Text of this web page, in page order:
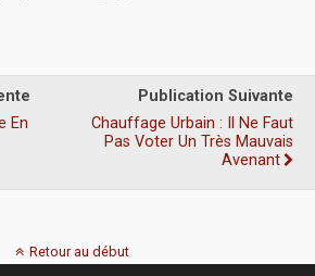
En
Publication Suivante
Chauffage Urbain : Il Ne Faut
Pas Voter Un Très Mauvais
Avenant
Retour au début